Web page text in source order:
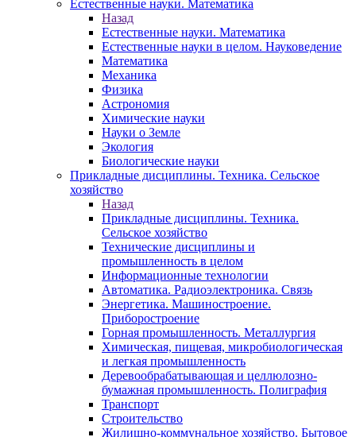
Естественные науки. Математика
Назад
Естественные науки. Математика
Естественные науки в целом. Науковедение
Математика
Механика
Физика
Астрономия
Химические науки
Науки о Земле
Экология
Биологические науки
Прикладные дисциплины. Техника. Сельское
хозяйство
Назад
Прикладные дисциплины. Техника.
Сельское хозяйство
Технические дисциплины и
промышленность в целом
Информационные технологии
Автоматика. Радиоэлектроника. Связь
Энергетика. Машиностроение.
Приборостроение
Горная промышленность. Металлургия
Химическая, пищевая, микробиологическая
и легкая промышленность
Деревообрабатывающая и целлюлозно-
бумажная промышленность. Полиграфия
Транспорт
Строительство
Жилищно-коммунальное хозяйство. Бытовое